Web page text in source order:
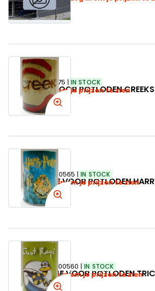
POTJE VOOR POTLODEN
SKU:500575 IN STOCK
Log in om je prijzen te zien
POTJE VOOR POTLODEN
SKU: 300565 IN STOCK
Log in om je prijzen te zien
POTJE VOOR POTLODEN
SKU:300560 IN STOCK
Log in om je prijzen te zien